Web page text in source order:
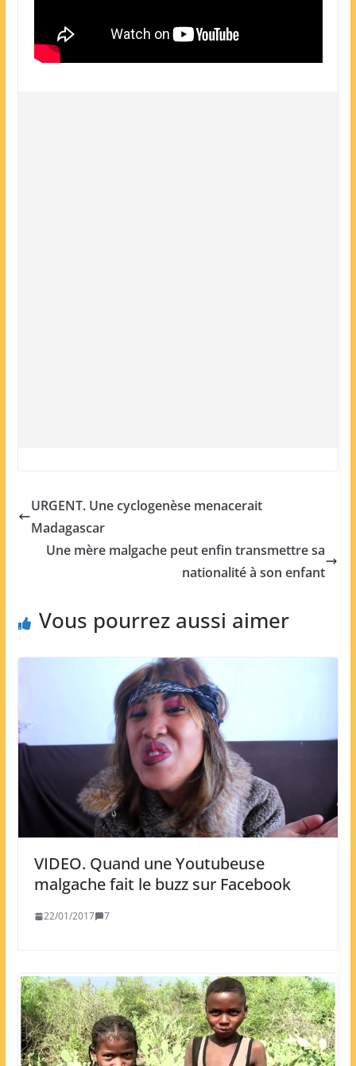
URGENT. Une cyclogenèse menacerait
Madagascar
Une mère malgache peut enfin transmettre sa
nationalité à son enfant
Vous pourrez aussi aimer
VIDEO. Quand une Youtubeuse
malgache fait le buzz sur Facebook
22/01/2017 7